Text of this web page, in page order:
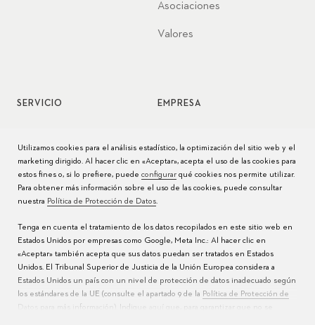
Asociaciones
Valores
SERVICIO
Cuidado del reloj
Manuales
Preguntas frecuentes
Centros de servicio
EMPRESA
Prensa
Utilizamos cookies para el análisis estadístico, la optimización del sitio web y el
marketing dirigido. Al hacer clic en «Aceptar», acepta el uso de las cookies para
estos fines o, si lo prefiere, puede configurarqué cookies nos permite utilizar.
Para obtener más información sobre el uso de las cookies, puede consultar
nuestra Política de Protección de Datos.
Tenga en cuenta el tratamiento de los datos recopilados en este sitio web en
Estados Unidos por empresas como Google, Meta Inc.: Al hacer clic en
«Aceptar» también acepta que sus datos puedan ser tratados en Estados
Unidos. El Tribunal Superior de Justicia de la Unión Europea considera a
Estados Unidos un país con un nivel de protección de datos inadecuado según
los estándares de la UE (consulte el apartado 9 de la Política de Protección de
para más información). Indique